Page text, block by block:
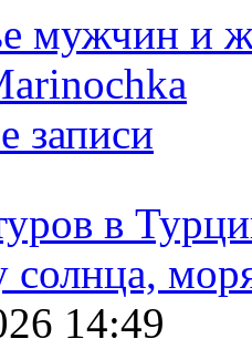
мужчин и
записи
в
солнца,
14:49